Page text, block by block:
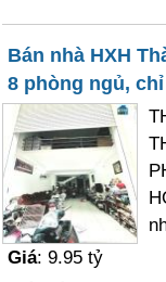
Bán nhà HXH
8 phòng ngủ,
Giá: 9.95 tỷ